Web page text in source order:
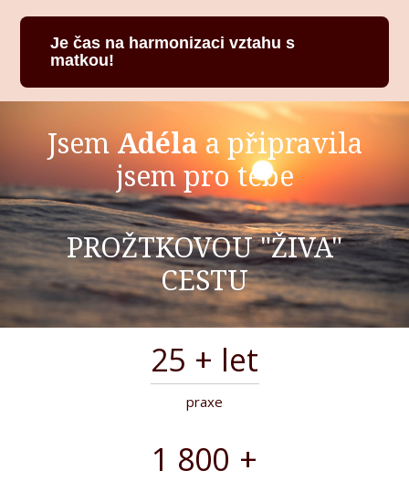
Je čas na harmonizaci vztahu s
matkou!
JsemAdéla a připravila
jsem pro tebe
PROŽTKOVOU "ŽIVA"
CESTU
25 + let
praxe
1 800 +